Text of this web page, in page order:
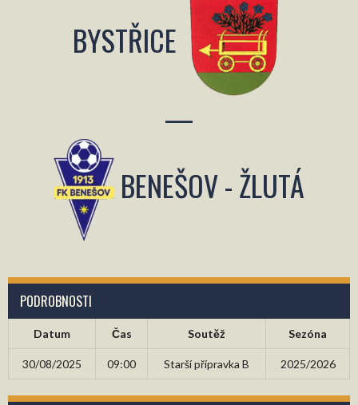
BYSTŘICE
—
BENEŠOV - ŽLUTÁ
PODROBNOSTI
Datum Čas Soutěž Sezóna
30/08/2025 09:00 Starší přípravka B 2025/2026